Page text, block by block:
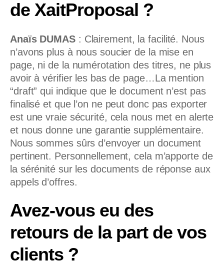
de XaitProposal ?
Anaïs DUMAS: Clairement, la facilité. Nous
n’avons plus à nous soucier de la mise en
page, ni de la numérotation des titres, ne plus
avoir à vérifier les bas de page…La mention
“draft” qui indique que le document n’est pas
finalisé et que l’on ne peut donc pas exporter
est une vraie sécurité, cela nous met en alerte
et nous donne une garantie supplémentaire.
Nous sommes sûrs d’envoyer un document
pertinent. Personnellement, cela m’apporte de
la sérénité sur les documents de réponse aux
appels d’offres.
Avez-vous eu des
retours de la part de vos
clients ?